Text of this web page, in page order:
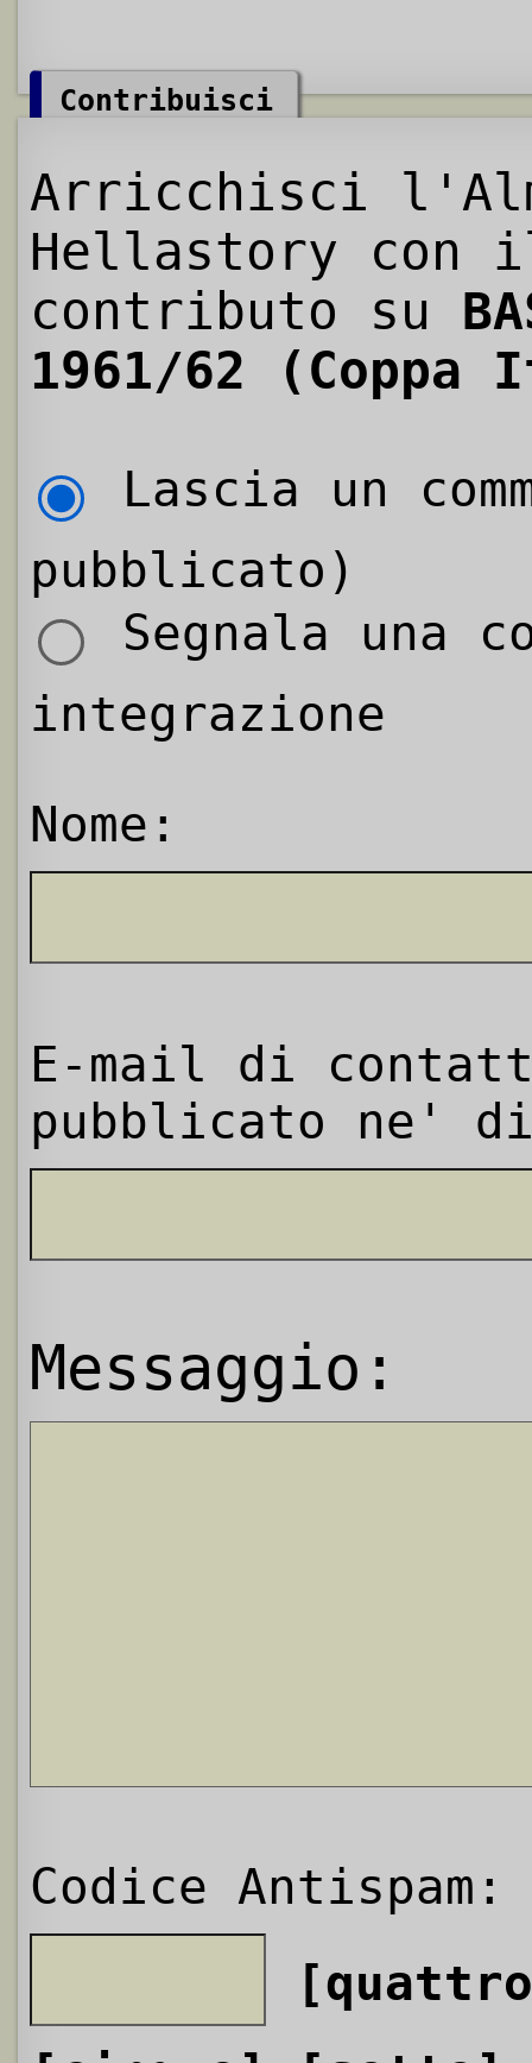
Contribuisci
Arricchisci
Hellastory con
contributo su
1961/62
Lascia un
pubblicato)
Segnala una
integrazione
Nome:
E-mail di
pubblicato ne'
Messaggio:
Codice Antispam: